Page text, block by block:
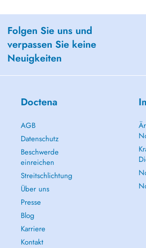
Folgen Sie uns und
verpassen Sie keine
Neuigkeiten
Doctena
AGB
Datenschutz
Beschwerde
einreichen
Streitschlichtung
Über uns
Presse
Blog
Karriere
Kontakt